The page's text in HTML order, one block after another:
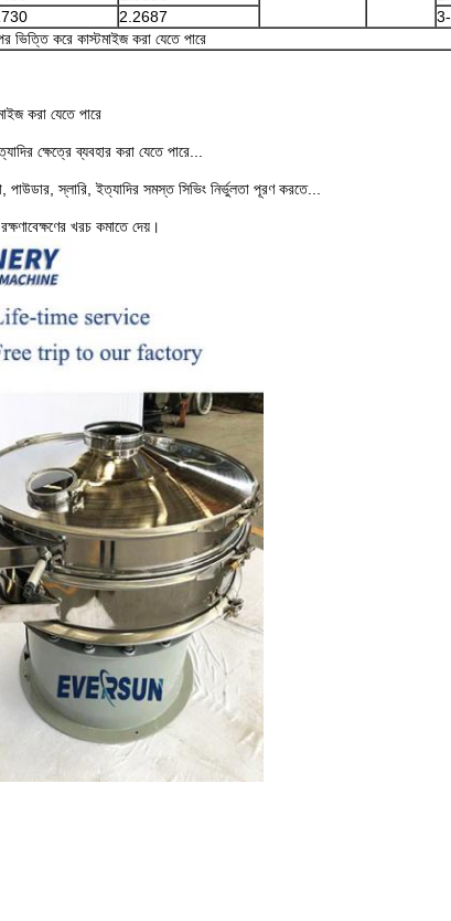
2.2687
ভিত্তি করে কাস্টমাইজ করা যেতে পারে
করা যেতে পারে
ক্ষেত্রে ব্যবহার করা যেতে পারে...
স্লারি, ইত্যাদির সমস্ত সিভিং নির্ভুলতা পূরণ করতে...
খরচ কমাতে দেয়।